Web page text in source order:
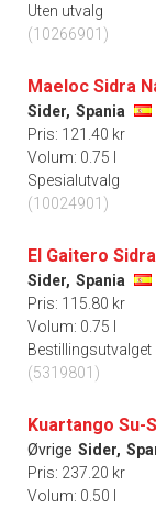
Uten utvalg
(10266901)
Maeloc Sidra
Sider, Spania
Pris: 121.40 kr
Volum: 0.75 l
Spesialutvalg
(10024901)
El Gaitero
Sider, Spania
Pris: 115.80 kr
Volum: 0.75 l
Bestillingsutvalget
(5319801)
Kuartango Su-
Øvrige Sider,
Pris: 237.20 kr
Volum: 0.50 l